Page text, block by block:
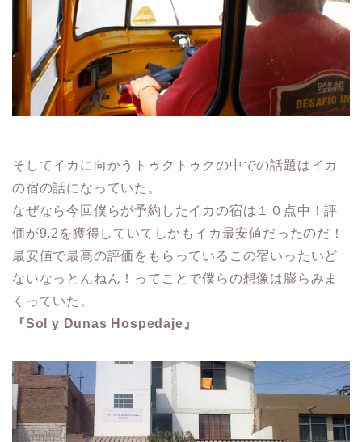
そしてイカに向かうトゥクトゥクの中での話題はイカ
の宿の話になっていた。
なぜなら今回僕らが予約したイカの宿は１０点中！評
価が9.2を獲得していてしかもイカ最安値だったのだ！
最安値で最高の評価をもらっているこの宿いったいど
ないなっとんねん！ってことで僕らの想像は膨らみま
くっていた。
『Sol y Dunas Hospedaje』